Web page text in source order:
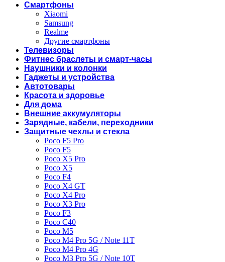
Смартфоны
Xiaomi
Samsung
Realme
Другие смартфоны
Телевизоры
Фитнес браслеты и смарт-часы
Наушники и колонки
Гаджеты и устройства
Автотовары
Красота и здоровье
Для дома
Внешние аккумуляторы
Зарядные, кабели, переходники
Защитные чехлы и стекла
Poco F5 Pro
Poco F5
Poco X5 Pro
Poco X5
Poco F4
Poco X4 GT
Poco X4 Pro
Poco X3 Pro
Poco F3
Poco C40
Poco M5
Poco M4 Pro 5G / Note 11T
Poco M4 Pro 4G
Poco M3 Pro 5G / Note 10T